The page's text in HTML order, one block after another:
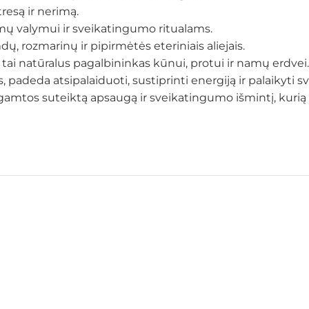
ir nerimą.
valymui ir sveikatingumo ritualams.
rozmarinų ir pipirmėtės eteriniais aliejais.
tai natūralus pagalbininkas kūnui, protui ir namų erdvei.
padeda atsipalaiduoti, sustiprinti energiją ir palaikyti
suteiktą apsaugą ir sveikatingumo išmintį, kurią